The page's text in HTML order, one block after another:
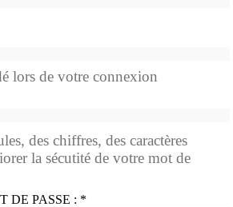
lors de votre connexion
des chiffres, des caractères
la sécutité de votre mot de
DE PASSE : *